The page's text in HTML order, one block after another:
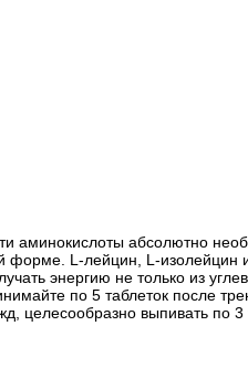
аминокислоты абсолютно
L-лейцин, L-
энергию не только из
по 5 таблеток после
целесообразно выпивать по 3